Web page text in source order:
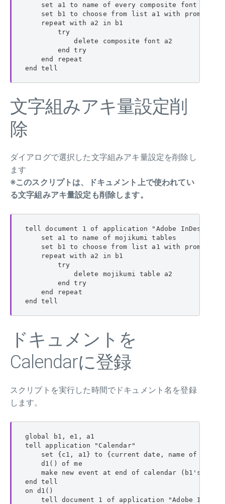
    set a1 to name of every composite font
set b1 to choose from list a1 with prompt "削
    repeat with a2 in b1
        try
            delete composite font a2
        end try
    end repeat
end tell
文字組みアキ量設定削
除
ダイアログで選択した文字組みアキ量設定を削除し
ます
※このスクリプトは、ドキュメント上で使われてい
る文字組みアキ量設定も削除します。
tell document 1 of application "Adobe InDesign
    set a1 to name of mojikumi tables
set b1 to choose from list a1 with prompt "削
    repeat with a2 in b1
        try
            delete mojikumi table a2
        end try
    end repeat
end tell
ドキュメントを
Calendarに登録
スクリプトを実行した時間でドキュメント名を登録
します。
global b1, e1, a1
tell application "Calendar"
set {c1, a1} to {current date, name of every
    d1() of me
make new event at end of calendar (b1's
end tell
on d1()
tell document 1 of application "Adobe